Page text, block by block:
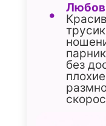
без